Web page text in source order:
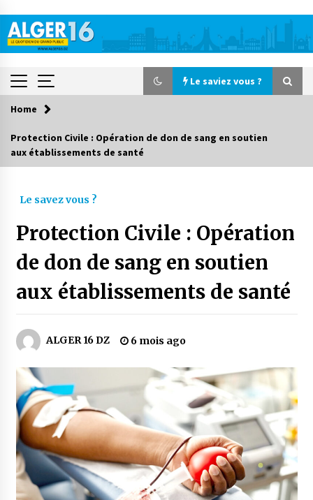
content
Le saviez vous ?
Le saviez vous ?
Début des camps d’été pour un deuxième
groupe d’enfants autistes
Parking de la Promenade des Sablettes : Mis en
service de bornes automatiques
5 jours ago
La Gendarmerie nationale lance ses comptes
officiels sur les réseaux sociaux
1 semaine ago
Droit de change : Le CPA lance une carte VISA
dédiée aux voyages à l’étranger
Home
Protection Civile : Opération de don de sang en soutien
aux établissements de santé
Le savez vous ?
Protection Civile : Opération
de don de sang en soutien
aux établissements de santé
ALGER 16 DZ 6 mois ago